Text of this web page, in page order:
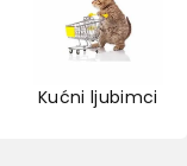
Kućni ljubimci